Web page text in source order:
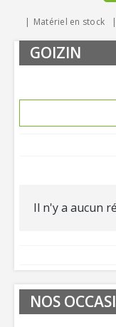
Matériel en stock
GOIZIN
Il n'y a aucun
NOS